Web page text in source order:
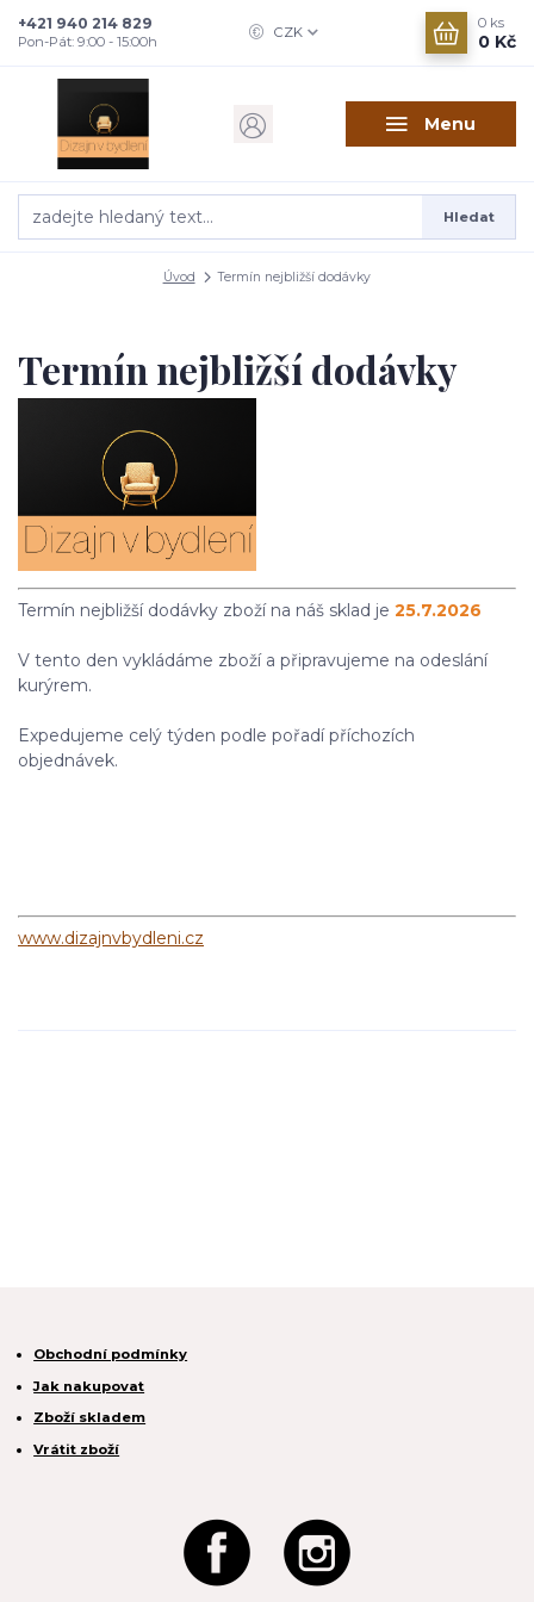
Menu
CZK
Hledat
+421 940 214 829
Pon-Pát: 9:00 - 15:00h
0 ks
0 Kč
Úvod Termín nejbližší dodávky
Termín nejbližší dodávky
Termín nejbližší dodávky zboží na náš sklad je 25.7.2026
V tento den vykládáme zboží a připravujeme na odeslání
kurýrem.
Expedujeme celý týden podle pořadí příchozích
objednávek.
www.dizajnvbydleni.cz
Obchodní podmínky
Jak nakupovat
Zboží skladem
Vrátit zboží